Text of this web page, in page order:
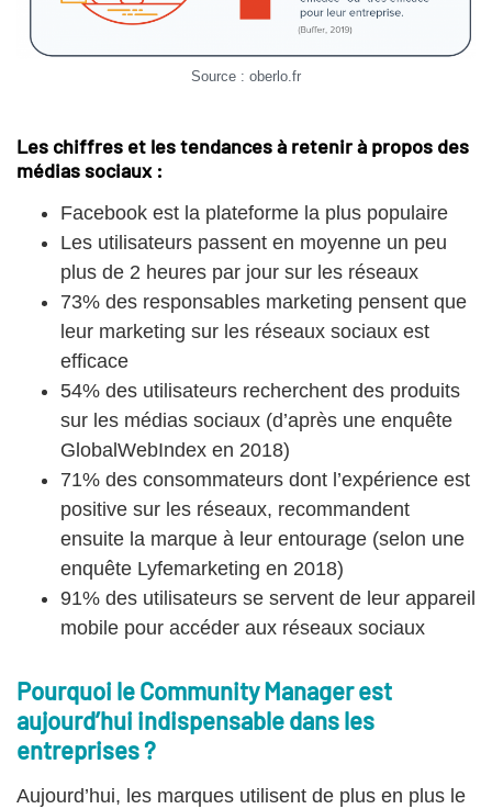
Source : oberlo.fr
Les chiffres et les tendances à retenir à propos des
médias sociaux :
Facebook est la plateforme la plus populaire
Les utilisateurs passent en moyenne un peu
plus de 2 heures par jour sur les réseaux
73% des responsables marketing pensent que
leur marketing sur les réseaux sociaux est
efficace
54% des utilisateurs recherchent des produits
sur les médias sociaux (d’après une enquête
GlobalWebIndex en 2018)
71% des consommateurs dont l’expérience est
positive sur les réseaux, recommandent
ensuite la marque à leur entourage (selon une
enquête Lyfemarketing en 2018)
91% des utilisateurs se servent de leur appareil
mobile pour accéder aux réseaux sociaux
Pourquoi le Community Manager est
aujourd’hui indispensable dans les
entreprises ?
Aujourd’hui, les marques utilisent de plus en plus le